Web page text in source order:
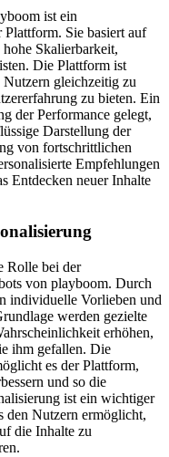
ist ein
Sie basiert auf
Skalierbarkeit,
Die Plattform ist
gleichzeitig zu
zu bieten. Ein
der Performance gelegt,
Darstellung der
von fortschrittlichen
Empfehlungen
Entdecken neuer Inhalte
Rolle bei der
von playboom. Durch
individuelle Vorlieben und
werden gezielte
erhöhen,
ihm gefallen. Die
es der Plattform,
und so die
ist ein wichtiger
den Nutzern ermöglicht,
die Inhalte zu